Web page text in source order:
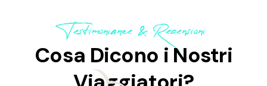
Testimonianze & Recensioni
Cosa Dicono i Nostri